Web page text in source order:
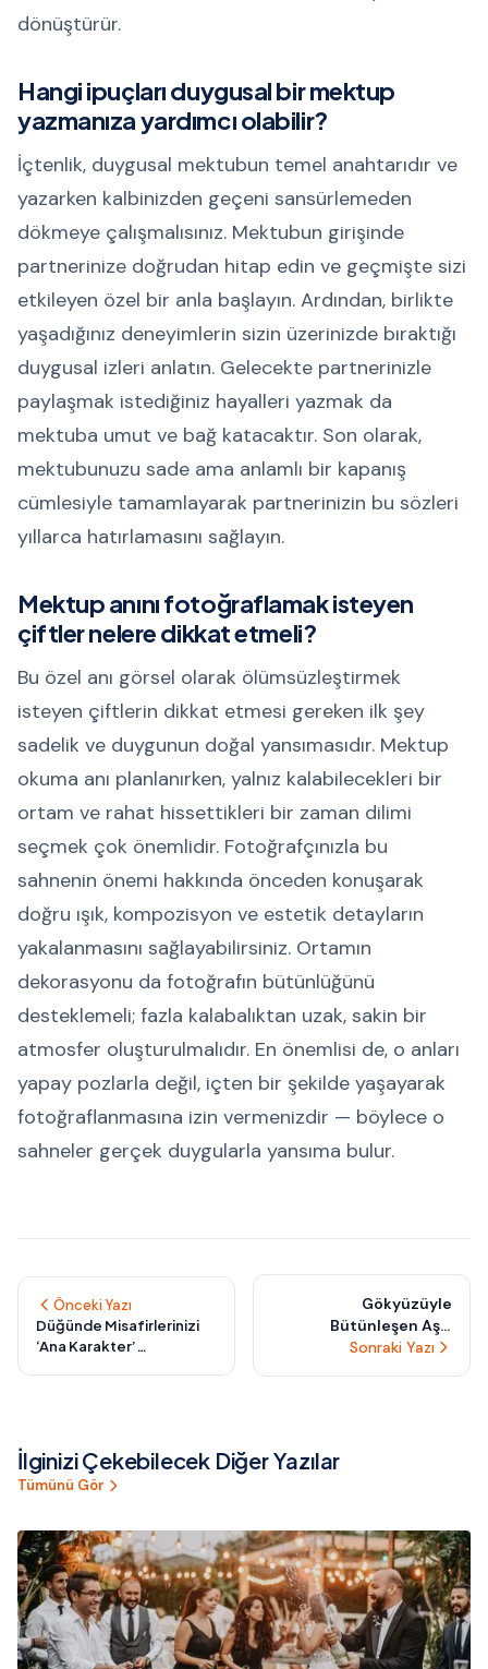
dönüştürür.
Hangi ipuçları duygusal bir mektup
yazmanıza yardımcı olabilir?
İçtenlik, duygusal mektubun temel anahtarıdır ve
yazarken kalbinizden geçeni sansürlemeden
dökmeye çalışmalısınız. Mektubun girişinde
partnerinize doğrudan hitap edin ve geçmişte sizi
etkileyen özel bir anla başlayın. Ardından, birlikte
yaşadığınız deneyimlerin sizin üzerinizde bıraktığı
duygusal izleri anlatın. Gelecekte partnerinizle
paylaşmak istediğiniz hayalleri yazmak da
mektuba umut ve bağ katacaktır. Son olarak,
mektubunuzu sade ama anlamlı bir kapanış
cümlesiyle tamamlayarak partnerinizin bu sözleri
yıllarca hatırlamasını sağlayın.
Mektup anını fotoğraflamak isteyen
çiftler nelere dikkat etmeli?
Bu özel anı görsel olarak ölümsüzleştirmek
isteyen çiftlerin dikkat etmesi gereken ilk şey
sadelik ve duygunun doğal yansımasıdır. Mektup
okuma anı planlanırken, yalnız kalabilecekleri bir
ortam ve rahat hissettikleri bir zaman dilimi
seçmek çok önemlidir. Fotoğrafçınızla bu
sahnenin önemi hakkında önceden konuşarak
doğru ışık, kompozisyon ve estetik detayların
yakalanmasını sağlayabilirsiniz. Ortamın
dekorasyonu da fotoğrafın bütünlüğünü
desteklemeli; fazla kalabalıktan uzak, sakin bir
atmosfer oluşturulmalıdır. En önemlisi de, o anları
yapay pozlarla değil, içten bir şekilde yaşayarak
fotoğraflanmasına izin vermenizdir — böylece o
sahneler gerçek duygularla yansıma bulur.
Önceki Yazı
Düğünde Misafirlerinizi
‘Ana Karakter’
Sonraki Yazı
Gökyüzüyle
Bütünleşen Aşk:
Uçurum Kenarlarında
İlginizi Çekebilecek Diğer Yazılar
Tümünü Gör